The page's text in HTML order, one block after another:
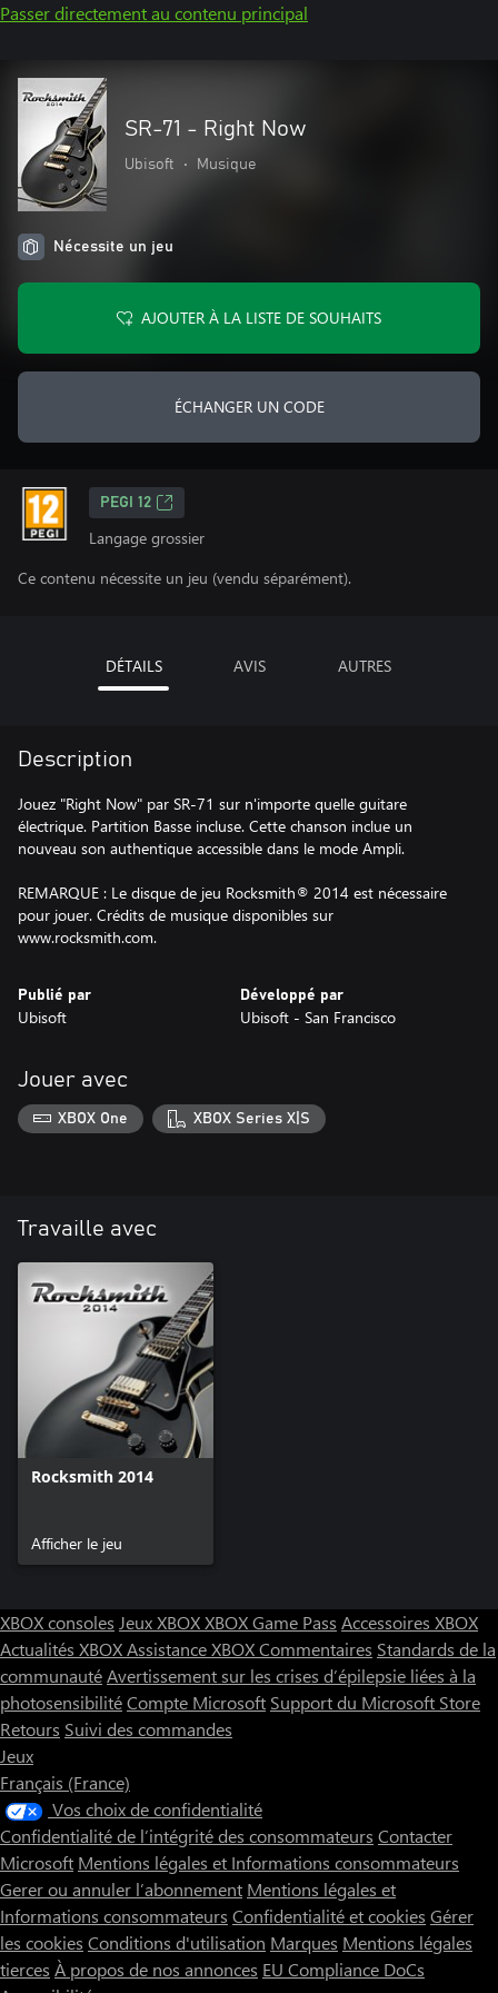
Passer directement au contenu principal
SR-71 - Right Now
Ubisoft • Musique
Nécessite un jeu
AJOUTER À LA LISTE DE SOUHAITS
ÉCHANGER UN CODE
PEGI 12
Langage grossier
Ce contenu nécessite un jeu (vendu séparément).
DÉTAILS AVIS AUTRES
Description
Jouez "Right Now" par SR-71 sur n'importe quelle guitare
électrique. Partition Basse incluse. Cette chanson inclue un
nouveau son authentique accessible dans le mode Ampli.
REMARQUE : Le disque de jeu Rocksmith® 2014 est nécessaire
pour jouer. Crédits de musique disponibles sur
www.rocksmith.com.
Publié par
Ubisoft
Développé par
Ubisoft - San Francisco
Jouer avec
XBOX One XBOX Series X|S
Travaille avec
Rocksmith 2014
Afficher le jeu
XBOX consoles Jeux XBOXXBOX Game Pass Accessoires XBOX
Actualités XBOXAssistance XBOXCommentaires Standards de la
communautéAvertissement sur les crises d’épilepsie liées à la
photosensibilitéCompte Microsoft Support du Microsoft Store
Retours Suivi des commandes
Jeux
Français (France)
Vos choix de confidentialité
Confidentialité de l’intégrité des consommateurs Contacter
Microsoft Mentions légales et Informations consommateurs
Gerer ou annuler l’abonnement Mentions légales et
Informations consommateurs Confidentialité et cookies Gérer
les cookies Conditions d'utilisation Marques Mentions légales
tierces À propos de nos annonces EU Compliance DoCs